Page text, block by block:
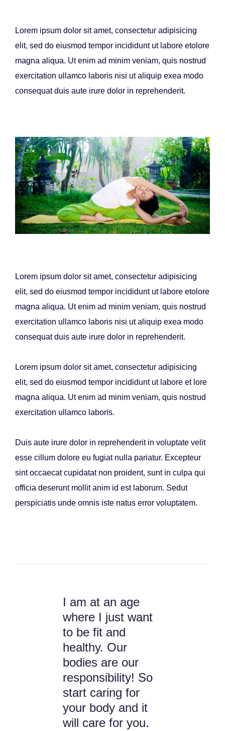
Lorem ipsum dolor sit amet, consectetur adipisicing
elit, sed do eiusmod tempor incididunt ut labore etolore
magna aliqua. Ut enim ad minim veniam, quis nostrud
exercitation ullamco laboris nisi ut aliquip exea modo
consequat duis aute irure dolor in reprehenderit.
Lorem ipsum dolor sit amet, consectetur adipisicing
elit, sed do eiusmod tempor incididunt ut labore etolore
magna aliqua. Ut enim ad minim veniam, quis nostrud
exercitation ullamco laboris nisi ut aliquip exea modo
consequat duis aute irure dolor in reprehenderit.
Lorem ipsum dolor sit amet, consectetur adipisicing
elit, sed do eiusmod tempor incididunt ut labore et lore
magna aliqua. Ut enim ad minim veniam, quis nostrud
exercitation ullamco laboris.
Duis aute irure dolor in reprehenderit in voluptate velit
esse cillum dolore eu fugiat nulla pariatur. Excepteur
sint occaecat cupidatat non proident, sunt in culpa qui
officia deserunt mollit anim id est laborum. Sedut
perspiciatis unde omnis iste natus error voluptatem.
I am at an age
where I just want
to be fit and
healthy. Our
bodies are our
responsibility! So
start caring for
your body and it
will care for you.